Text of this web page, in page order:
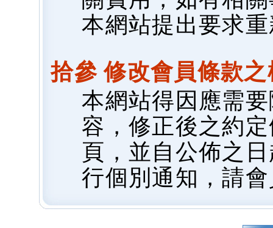
本網站提出要求
拾參 修改會員條款
本網站得因應需
容，修正後之約
頁，並自公佈之
行個別通知，請